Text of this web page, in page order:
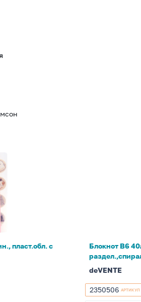
пласт.обл. с
резинке
Блокнот B6
deVENTE
2350506
2350506 АРТИКУЛ